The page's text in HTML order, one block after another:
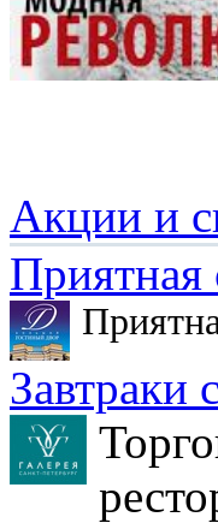
Акции и
Приятная
Завтраки